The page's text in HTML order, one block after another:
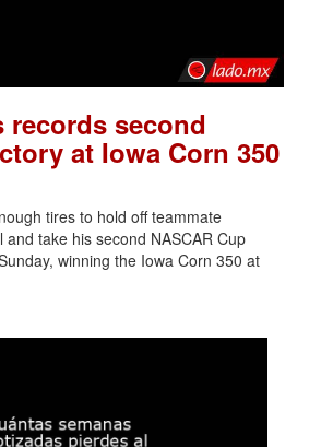
records second
at Iowa Corn 350
tires to hold off teammate
and take his second NASCAR Cup
winning the Iowa Corn 350 at